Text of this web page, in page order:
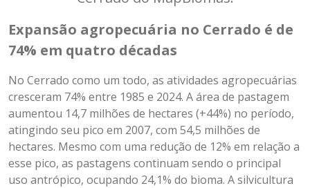
Expansão agropecuária no Cerrado é de
74% em quatro décadas
No Cerrado como um todo, as atividades agropecuárias
cresceram 74% entre 1985 e 2024. A área de pastagem
aumentou 14,7 milhões de hectares (+44%) no período,
atingindo seu pico em 2007, com 54,5 milhões de
hectares. Mesmo com uma redução de 12% em relação a
esse pico, as pastagens continuam sendo o principal
uso antrópico, ocupando 24,1% do bioma. A silvicultura